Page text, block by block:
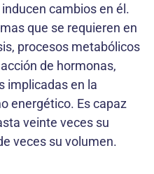
cambios en él.
que se requieren en
procesos metabólicos
de hormonas,
implicadas en la
energético. Es capaz
veinte veces su
veces su volumen.